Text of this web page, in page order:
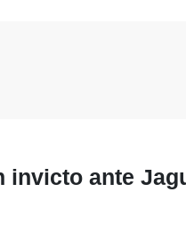
invicto ante